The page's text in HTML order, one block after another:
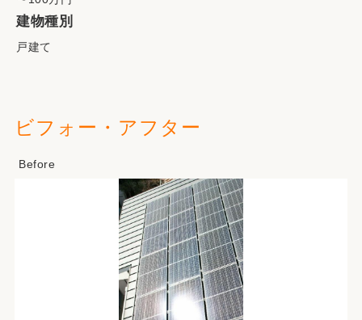
建物種別
戸建て
ビフォー・アフター